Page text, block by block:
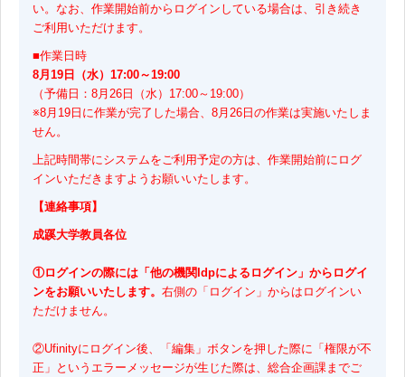
い。なお、作業開始前からログインしている場合は、引き続き
ご利用いただけます。
■作業日時
8月19日（水）17:00～19:00
（予備日：8月26日（水）17:00～19:00）
※8月19日に作業が完了した場合、8月26日の作業は実施いたしま
せん。
上記時間帯にシステムをご利用予定の方は、作業開始前にログ
インいただきますようお願いいたします。
【連絡事項】
成蹊大学教員各位
①ログインの際には「他の機関Idpによるログイン」からログイ
ンをお願いいたします。 右側の「ログイン」からはログインい
ただけません。
②Ufinityにログイン後、「編集」ボタンを押した際に「権限が不
正」というエラーメッセージが生じた際は、総合企画課までご